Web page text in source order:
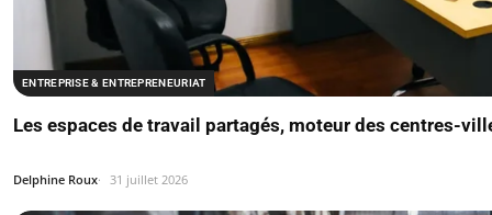
ENTREPRISE & ENTREPRENEURIAT
Les espaces de travail partagés, moteur des centres-
Delphine Roux 31 juillet 2026